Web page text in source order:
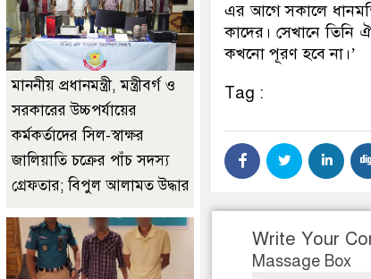
এর আগে সকালে
কাদের। সেখানে তিনি
কখনো পূরণ হবে না।’
Tag :
Write Your
Massage Box
মাননীয় প্রধানমন্ত্রী, মন্ত্রীবর্গ ও
সরকারের উচ্চপর্যায়ের
কর্মকর্তাদের সিল-স্বাক্ষর
জালিয়াতি চক্রের পাঁচ সদস্য
গ্রেফতার; বিপুল আলামত উদ্ধার